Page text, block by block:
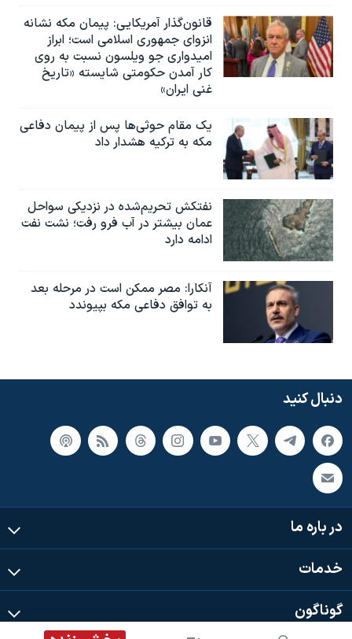
قانون‌گذار آمریکایی: پیمان مکه نشانه
انزوای جمهوری اسلامی است؛ ابراز
امیدواری جو ویلسون نسبت به روی
کار آمدن حکومتی شایسته «تاریخ
غنی ایران»
یک مقام حوثی‌ها پس از پیمان دفاعی
مکه به ترکیه هشدار داد
نفتکش تحریم‌شده در نزدیکی سواحل
عمان بیشتر در آب فرو رفت؛ نشت نفت
ادامه دارد
آنکارا: مصر ممکن است در مرحله بعد
به توافق دفاعی مکه بپیوندد
دنبال کنید
در باره ما
خدمات
گوناگون